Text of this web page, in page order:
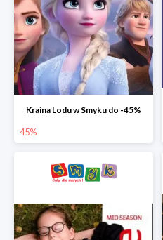
Kraina Lodu w Smyku do -45%
45%